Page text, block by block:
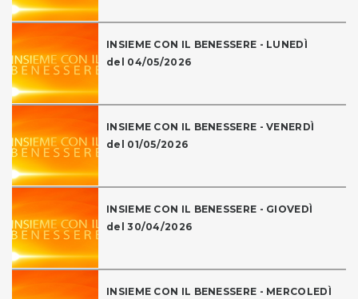
INSIEME CON IL BENESSERE - LUNEDÌ
del 04/05/2026
INSIEME CON IL BENESSERE - VENERDÌ
del 01/05/2026
INSIEME CON IL BENESSERE - GIOVEDÌ
del 30/04/2026
INSIEME CON IL BENESSERE - MERCOLEDÌ